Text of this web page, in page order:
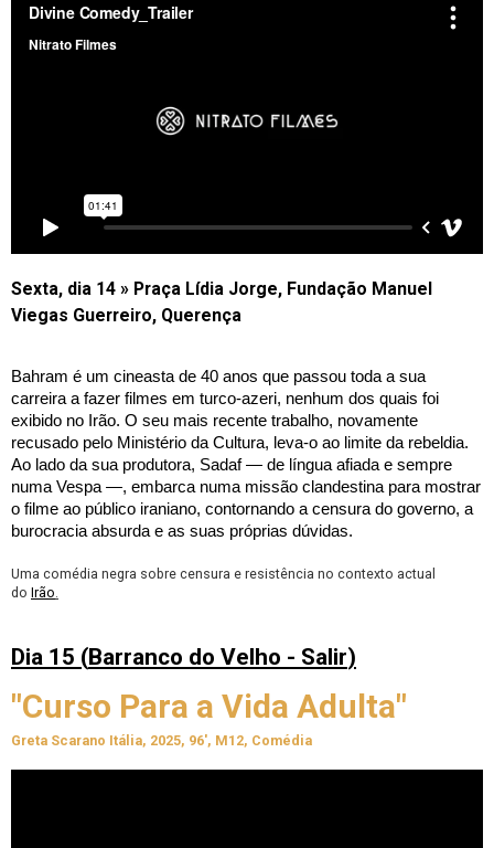
Sexta, dia 14 » Praça Lídia Jorge, Fundação Manuel
Viegas Guerreiro, Querença
Bahram é um cineasta de 40 anos que passou toda a sua
carreira a fazer filmes em turco-azeri, nenhum dos quais foi
exibido no Irão. O seu mais recente trabalho, novamente
recusado pelo Ministério da Cultura, leva-o ao limite da rebeldia.
Ao lado da sua produtora, Sadaf — de língua afiada e sempre
numa Vespa —, embarca numa missão clandestina para mostrar
o filme ao público iraniano, contornando a censura do governo, a
burocracia absurda e as suas próprias dúvidas.
Uma comédia negra sobre censura e resistência no contexto actual
do Irão
Dia 15 (Barranco do Velho - Salir)
"Curso Para a Vida Adulta"
Greta Scarano Itália, 2025, 96', M12, Comédia